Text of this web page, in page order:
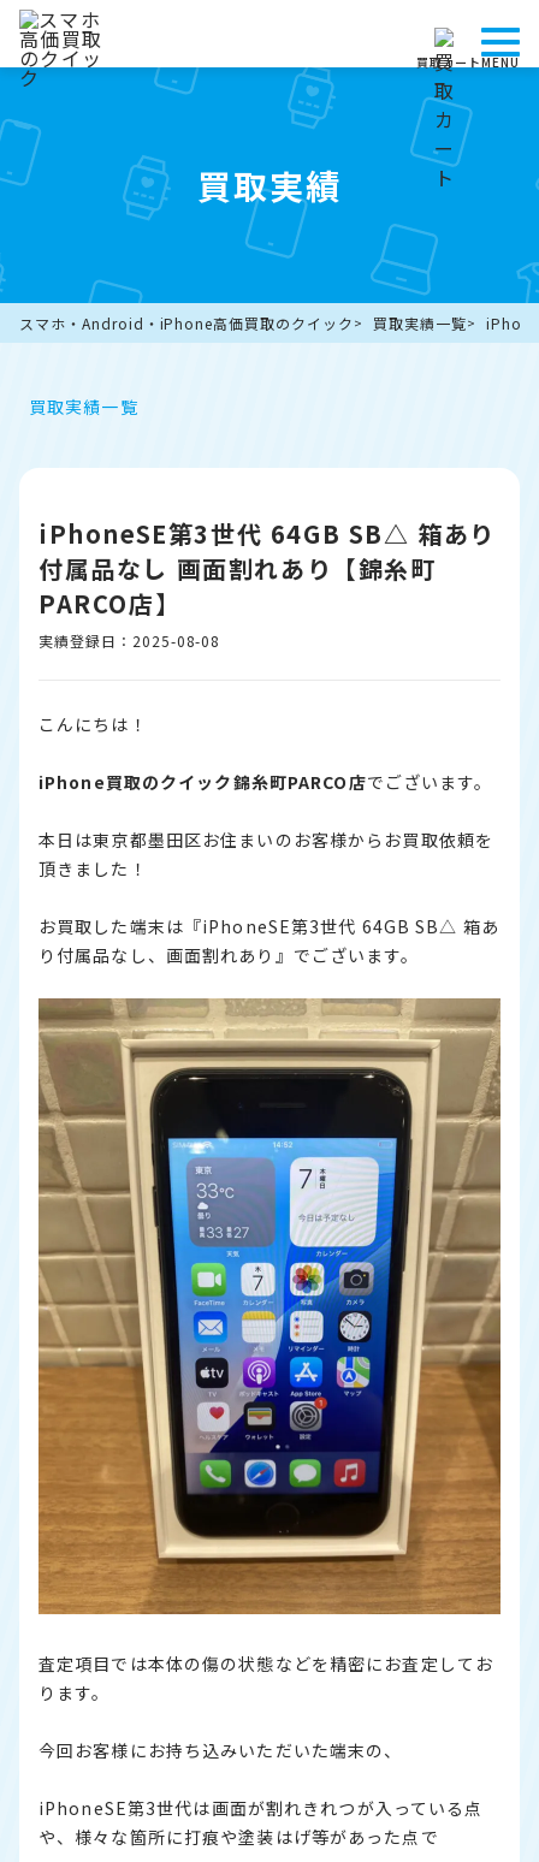
買取カートMENU
買取実績
スマホ・Android・iPhone高価買取のクイック 買取実績一覧
買取実績一覧
iPhoneSE第3世代 64GB SB△ 箱あり
付属品なし 画面割れあり【錦糸町
PARCO店】
実績登録日：2025-08-08
こんにちは！
iPhone買取のクイック錦糸町PARCO店でございます。
本日は東京都墨田区お住まいのお客様からお買取依頼を
頂きました！
お買取した端末は『iPhoneSE第3世代 64GB SB△ 箱あ
り付属品なし、画面割れあり』でございます。
査定項目では本体の傷の状態などを精密にお査定してお
ります。
今回お客様にお持ち込みいただいた端末の、
iPhoneSE第3世代は画面が割れきれつが入っている点
や、様々な箇所に打痕や塗装はげ等があった点で